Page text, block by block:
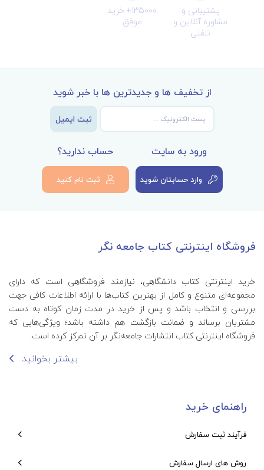
پشتیبانی و
مشاوره آنلاین و
تلفنی
135000+ خرید
موفق
از تخفیف ها و جدیدترین ها با خبر شوید
ثبت ایمیل
ورود به سایت
وارد حسابتان شوید
حساب ندارید؟
ثبت نام کنید
فروشگاه اینترنتی کتاب جامعه نگر
خرید اینترنتی کتاب‌ دانشگاهی، نیازمند فروشگاهی است که دارای
مجموعه‌ای متنوع و کامل از بهترین کتاب‌ها با ارائه اطلاعات کافی جهت
بررسی و انتخاب باشد و پس از خرید در مدت زمان کوتاه به دست
مشتریان برساند و ضمانت بازگشت هم داشته باشد؛ ویژگی‌هایی که
فروشگاه اینترنتی کتاب انتشارات جامعه‌نگر بر آن تمرکز کرده است.
بیشتر بخوانید
راهنمای خرید
فرآیند ثبت سفارش
روش های ارسال سفارش